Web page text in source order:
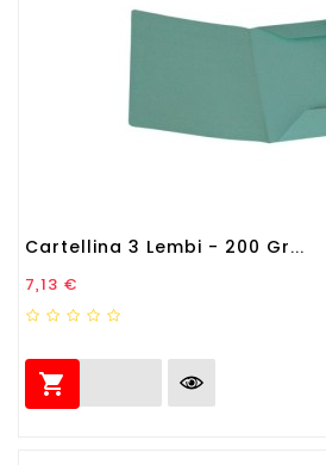
Cartellina 3 Lembi - 200 Gr...
Prezzo
7,13 €
